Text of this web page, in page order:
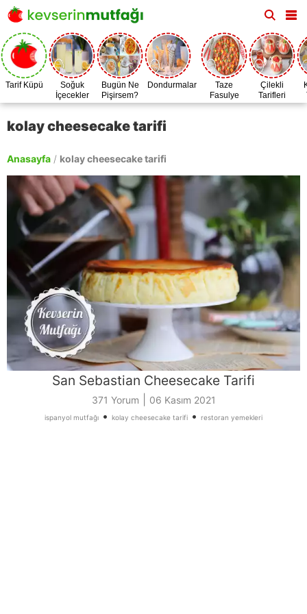
Tarif Küpü
Soğuk
İçecekler
Bugün Ne
Pişirsem?
Dondurmalar
Taze
Fasulye
Zamanı
Çilekli
Tarifleri
kolay cheesecake tarifi
Anasayfa / kolay cheesecake tarifi
San Sebastian Cheesecake Tarifi
371 Yorum 06 Kasım 2021
ispanyol mutfağı • kolay cheesecake tarifi • restoran yemekleri